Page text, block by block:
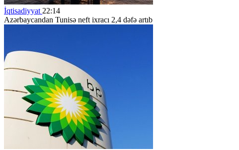
İqtisadiyyat 22:14
Azərbaycandan Tunisə neft ixracı 2,4 dəfə artıb